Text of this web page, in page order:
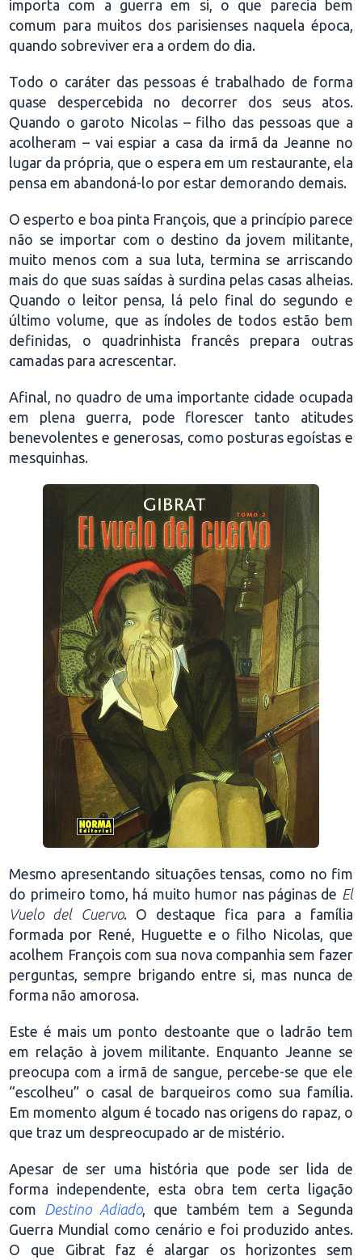
importa com a guerra em si, o que parecia bem
comum para muitos dos parisienses naquela época,
quando sobreviver era a ordem do dia.
Todo o caráter das pessoas é trabalhado de forma
quase despercebida no decorrer dos seus atos.
Quando o garoto Nicolas – filho das pessoas que a
acolheram – vai espiar a casa da irmã da Jeanne no
lugar da própria, que o espera em um restaurante, ela
pensa em abandoná-lo por estar demorando demais.
O esperto e boa pinta François, que a princípio parece
não se importar com o destino da jovem militante,
muito menos com a sua luta, termina se arriscando
mais do que suas saídas à surdina pelas casas alheias.
Quando o leitor pensa, lá pelo final do segundo e
último volume, que as índoles de todos estão bem
definidas, o quadrinhista francês prepara outras
camadas para acrescentar.
Afinal, no quadro de uma importante cidade ocupada
em plena guerra, pode florescer tanto atitudes
benevolentes e generosas, como posturas egoístas e
mesquinhas.
Mesmo apresentando situações tensas, como no fim
do primeiro tomo, há muito humor nas páginas de El
Vuelo del Cuervo. O destaque fica para a família
formada por René, Huguette e o filho Nicolas, que
acolhem François com sua nova companhia sem fazer
perguntas, sempre brigando entre si, mas nunca de
forma não amorosa.
Este é mais um ponto destoante que o ladrão tem
em relação à jovem militante. Enquanto Jeanne se
preocupa com a irmã de sangue, percebe-se que ele
“escolheu” o casal de barqueiros como sua família.
Em momento algum é tocado nas origens do rapaz, o
que traz um despreocupado ar de mistério.
Apesar de ser uma história que pode ser lida de
forma independente, esta obra tem certa ligação
com Destino Adiado, que também tem a Segunda
Guerra Mundial como cenário e foi produzido antes.
O que Gibrat faz é alargar os horizontes sem